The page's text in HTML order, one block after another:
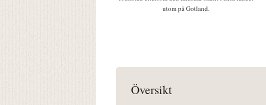
utom på Gotland.
Översikt